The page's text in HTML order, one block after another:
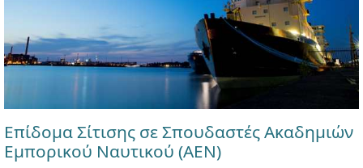
Επίδομα Σίτισης σε Σπουδαστές Ακαδημιών
Εμπορικού Ναυτικού (ΑΕΝ)